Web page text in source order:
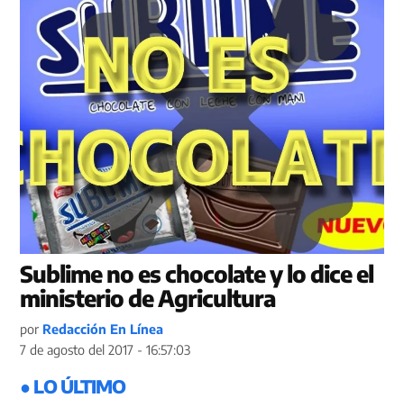
Sublime no es chocolate y lo dice el
ministerio de Agricultura
por Redacción En Línea
7 de agosto del 2017 - 16:57:03
● LO ÚLTIMO